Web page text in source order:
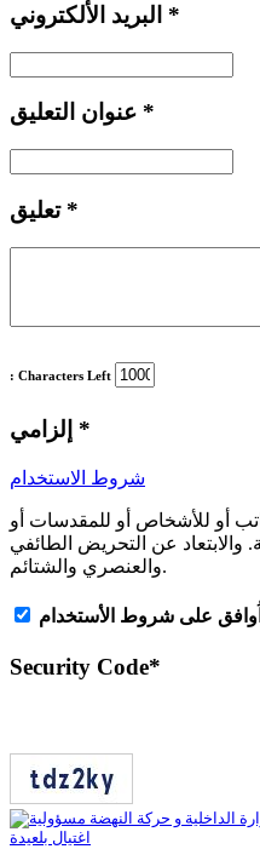
*
*
تعليق *
: Characters Left
*
شروط الاستخدام
أو للأشخاص أو للمقدسات أو
والابتعاد عن التحريض الطائفي
والعنصري والشتائم.
اُوافق على شروط الأستخدام
Security Code*